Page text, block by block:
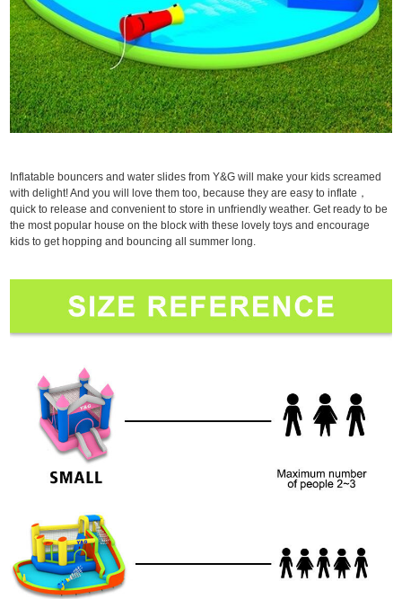
Inflatable bouncers and water slides from Y&G will make your kids screamed
with delight! And you will love them too, because they are easy to inflate，
quick to release and convenient to store in unfriendly weather. Get ready to be
the most popular house on the block with these lovely toys and encourage
kids to get hopping and bouncing all summer long.